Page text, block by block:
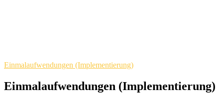
Einmalaufwendungen (Implementierung)
Einmalaufwendungen (Implementierung)